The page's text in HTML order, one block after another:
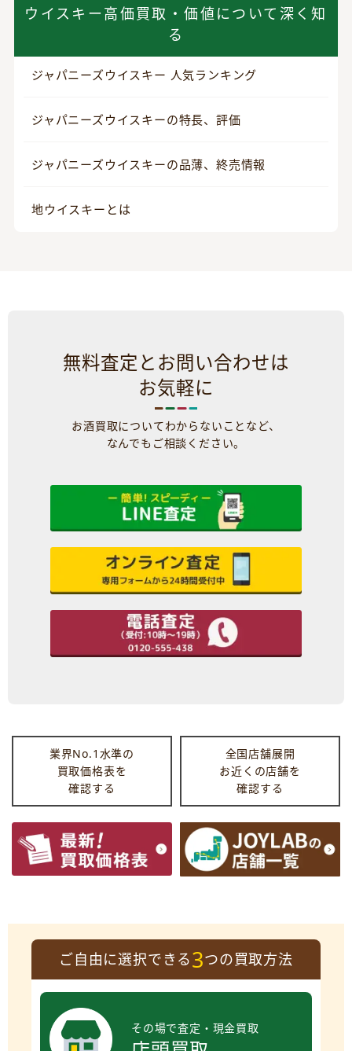
ウイスキー高価買取・価値について深く知
る
ジャパニーズウイスキー 人気ランキング
ジャパニーズウイスキーの特長、評価
ジャパニーズウイスキーの品薄、終売情報
地ウイスキーとは
無料査定とお問い合わせは
お気軽に
お酒買取についてわからないことなど、
なんでもご相談ください。
業界No.1水準の
買取価格表を
確認する
全国店舗展開
お近くの店舗を
確認する
ご自由に選択できる3つの買取方法
その場で査定・現金買取